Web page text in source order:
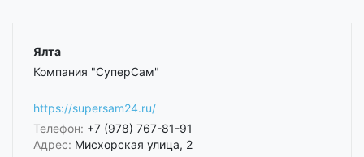
Ялта
Компания "СуперСам"
https://supersam24.ru/
Телефон: +7 (978) 767-81-91
Адрес: Мисхорская улица, 2